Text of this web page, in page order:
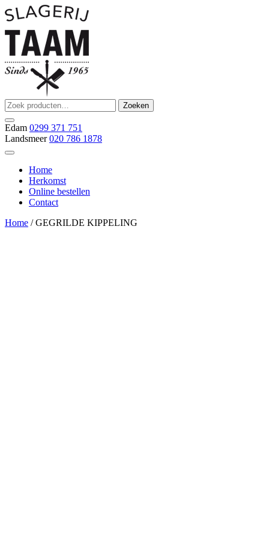
Ga
naar
de
inhoud
Slagerij Taam
slager
Zoeken
naar:
Zoeken
Edam 0299 371 751
Landsmeer 020 786 1878
Home
Herkomst
Online bestellen
Contact
Home / GEGRILDE KIPPELING